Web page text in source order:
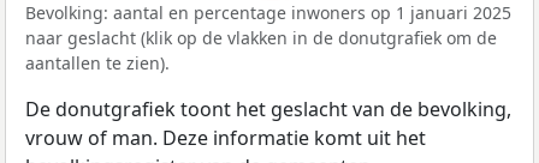
Bevolking: aantal en percentage inwoners op 1 januari 2025
naar geslacht (klik op de vlakken in de donutgrafiek om de
aantallen te zien).
De donutgrafiek toont het geslacht van de bevolking,
vrouw of man. Deze informatie komt uit het